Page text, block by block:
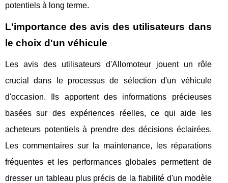
potentiels à long terme.
L'importance des avis des utilisateurs dans
le choix d'un véhicule
Les avis des utilisateurs d'Allomoteur jouent un rôle
crucial dans le processus de sélection d'un véhicule
d'occasion. Ils apportent des informations précieuses
basées sur des expériences réelles, ce qui aide les
acheteurs potentiels à prendre des décisions éclairées.
Les commentaires sur la maintenance, les réparations
fréquentes et les performances globales permettent de
dresser un tableau plus précis de la fiabilité d'un modèle